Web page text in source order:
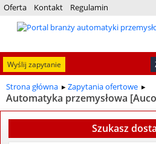
Oferta Kontakt Regulamin
Wyślij zapytanie
Strona główna Zapytania ofertowe
Automatyka przemysłowa
Szukasz